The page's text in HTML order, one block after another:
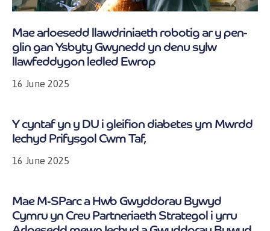
Mae arloesedd llawdriniaeth robotig ar y pen-
glin gan Ysbyty Gwynedd yn denu sylw
llawfeddygon ledled Ewrop
16 June 2025
Y cyntaf yn y DU i gleifion diabetes ym Mwrdd
Iechyd Prifysgol Cwm Taf,
16 June 2025
Mae M-SParc a Hwb Gwyddorau Bywyd
Cymru yn Creu Partneriaeth Strategol i yrru